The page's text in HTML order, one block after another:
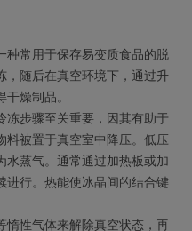
种常用于保存易变质食品的脱
，随后在真空环境下，通过升
燥制品。
冻步骤至关重要，因其有助于
料被置于真空室中降压。低压
水蒸气。通常通过加热板或加
进行。热能使冰晶间的结合键
惰性气体来解除真空状态，再